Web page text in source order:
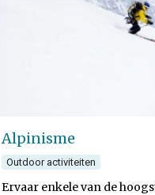
Alpinisme
Outdoor activiteiten
Ervaar enkele van de